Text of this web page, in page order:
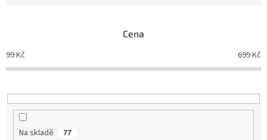
o
d
k
t
Cena
99Kč 699Kč
Na skladě 77